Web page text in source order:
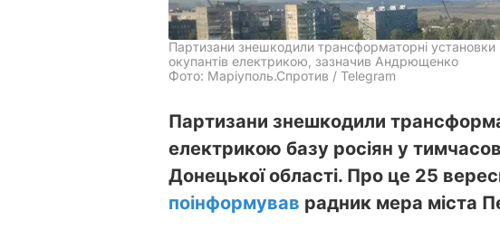
Партизани знешкодили трансформаторні установки
окупантів електрикою, зазначив Андрющенко
Фото: Маріуполь.Спротив / Telegram
Партизани знешкодили
електрикою базу росіян у
Донецької області. Про це 25
поінформував радник мера міста